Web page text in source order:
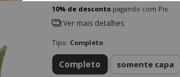
10% de desconto pagando com Pix
Ver mais detalhes
Tipo: Completo
Completo somente capa